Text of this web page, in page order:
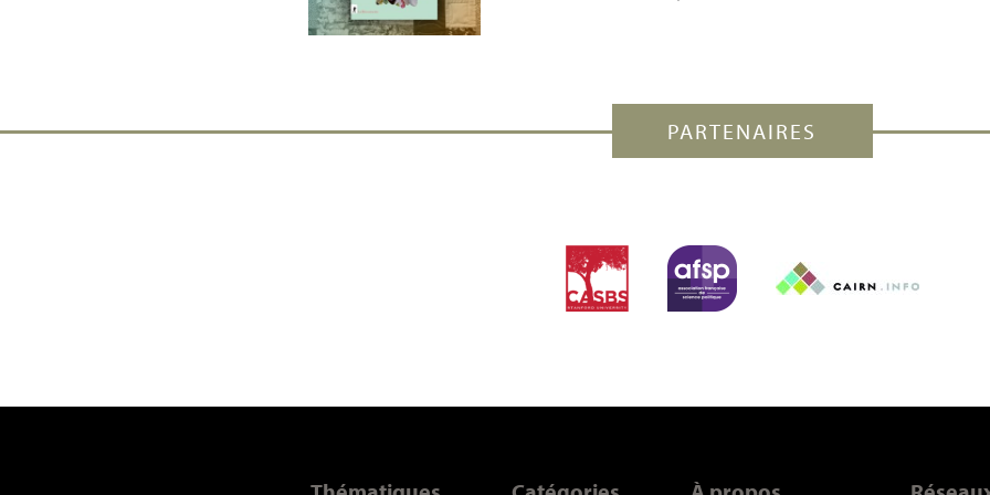
PARTENAIRES